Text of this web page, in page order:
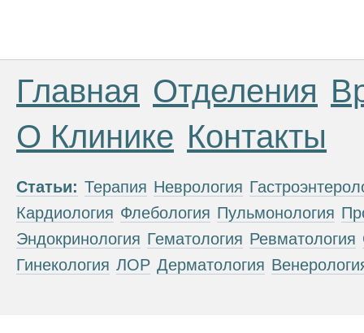
Главная Отделения
О Клинике Контакты
Статьи: Терапия Неврология
Кардиология Флебология Пульмонология
Эндокринология Гематология Ревматология
Гинекология ЛОР Дерматология